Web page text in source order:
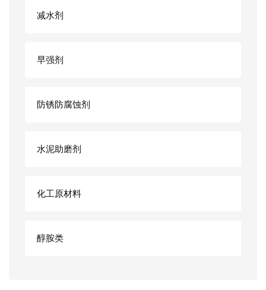
减水剂
早强剂
防锈防腐蚀剂
水泥助磨剂
化工原材料
醇胺类